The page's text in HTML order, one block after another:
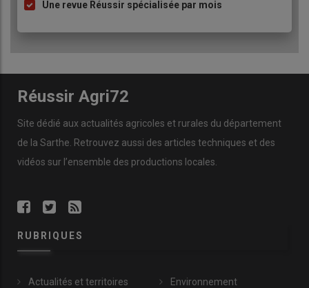
Une revue Réussir spécialisée par mois
Réussir Agri72
Site dédié aux actualités agricoles et rurales du département
de la Sarthe. Retrouvez aussi des articles techniques et des
vidéos sur l’ensemble des productions locales.
RUBRIQUES
Actualités et territoires
Environnement